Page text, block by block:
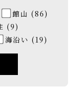
館山 (86)
(9)
海沿い (19)